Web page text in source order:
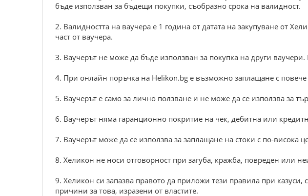
бъде използван за бъдещи покупки, съобразно срока на валидност.
2. Валидността на ваучера е 1 година от датата на закупуване от
част от ваучера.
3. Ваучерът не може да бъде използван за покупка на други
4. При онлайн поръчка на Helikon.bg е възможно заплащане с повече
5. Ваучерът е само за лично ползване и не може да се използва за
6. Ваучерът няма гаранционно покритие на чек, дебитна или
7. Ваучерът може да се използва за заплащане на стоки с по-висока
8. Хеликон не носи отговорност при загуба, кражба, повреден или
9. Хеликон си запазва правото да приложи тези правила при казуси,
причини за това, изразени от властите.